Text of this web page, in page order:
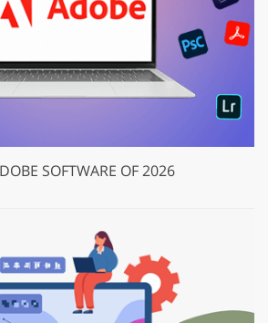
SOFTWARE OF 2026